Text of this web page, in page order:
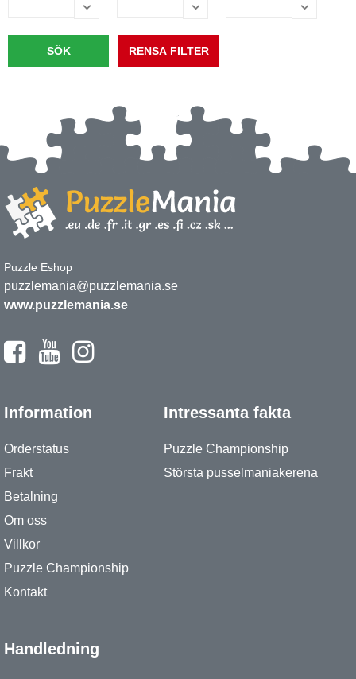
Puzzle Eshop
puzzlemania@puzzlemania.se
www.puzzlemania.se
Information
Orderstatus
Frakt
Betalning
Om oss
Villkor
Puzzle Championship
Kontakt
Intressanta fakta
Puzzle Championship
Största pusselmaniakerena
Handledning